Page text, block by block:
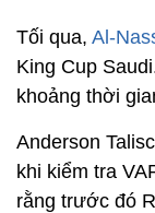
Tối qua, Al-
King Cup
khoảng thời
Anderson
khi kiểm tra
rằng trước đó